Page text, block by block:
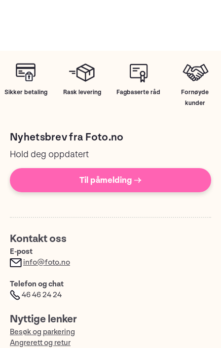
Sikker betaling Rask levering Fagbaserte råd
Fornøyde
kunder
Nyhetsbrev fra Foto.no
Hold deg oppdatert
Til påmelding →
Kontakt oss
E-post
info@foto.no
Telefon og chat
46 46 24 24
Nyttige lenker
Besøk og parkering
Angrerett og retur